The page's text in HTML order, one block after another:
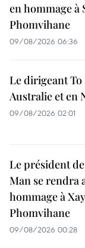
en hommage à
Phomvihane
09/08/2026 06:36
Le dirigeant To
Australie et en
09/08/2026 02:01
Le président
Man se rendra
hommage à
Phomvihane
09/08/2026 00:28